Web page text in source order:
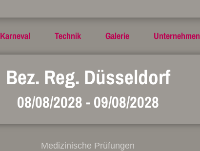
Karneval Technik Galerie Unternehmen
Bez. Reg. Düsseldorf
08/08/2028- 09/08/2028
Medizinische Prüfungen